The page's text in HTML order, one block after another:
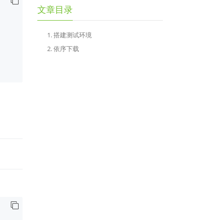
文章目录
1. 搭建测试环境
2. 依序下载